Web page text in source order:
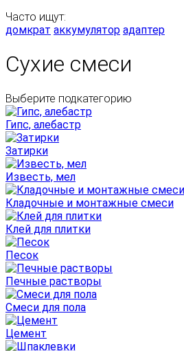
Часто ищут:
домкрат аккумулятор адаптер
Сухие смеси
Выберите подкатегорию
Гипс, алебастр
Затирки
Известь, мел
Кладочные и монтажные смеси
Клей для плитки
Песок
Печные растворы
Смеси для пола
Цемент